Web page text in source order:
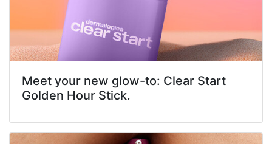
Meet your new glow-to: Clear Start
Golden Hour Stick.